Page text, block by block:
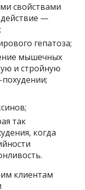
свойствами
—
гепатоза;
мышечных
и стройную
похудении;
так
когда
клиентам